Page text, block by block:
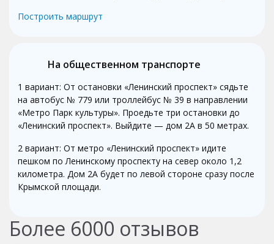
Построить маршрут
На общественном транспорте
1 вариант: От остановки «Ленинский проспект» сядьте
на автобус № 779 или троллейбус № 39 в направлении
«Метро Парк культуры». Проедьте три остановки до
«Ленинский проспект». Выйдите — дом 2А в 50 метрах.
2 вариант: От метро «Ленинский проспект» идите
пешком по Ленинскому проспекту на север около 1,2
километра. Дом 2А будет по левой стороне сразу после
Крымской площади.
Более 6000 отзывов